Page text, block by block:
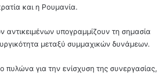
και η Ρουμανία.
αντικειμένων υπογραμμίζουν τη σημασία
μεταξύ συμμαχικών δυνάμεων.
πυλώνα για την ενίσχυση της συνεργασίας,